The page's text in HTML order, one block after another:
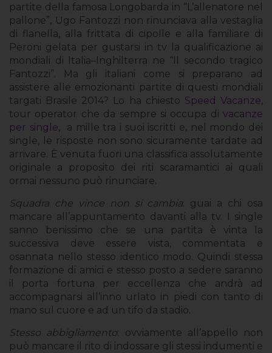
partite della famosa Longobarda in “L’allenatore nel
pallone”, Ugo Fantozzi non rinunciava alla vestaglia
di flanella, alla frittata di cipolle e alla familiare di
Peroni gelata per gustarsi in tv la qualificazione ai
mondiali di Italia–Inghilterra ne “Il secondo tragico
Fantozzi”. Ma gli italiani come si preparano ad
assistere alle emozionanti partite di questi mondiali
targati Brasile 2014? Lo ha chiesto Speed Vacanze,
tour operator che da sempre si occupa di vacanze
per single,
a mille tra i suoi iscritti e, nel mondo dei
single, le risposte non sono sicuramente tardate ad
arrivare. È venuta fuori una classifica assolutamente
originale a proposito dei riti scaramantici ai quali
ormai nessuno può rinunciare.
Squadra che vince non si cambia: guai a chi osa
mancare all’appuntamento davanti alla tv. I single
sanno benissimo che se una partita è vinta la
successiva deve essere vista, commentata e
osannata nello stesso identico modo. Quindi stessa
formazione di amici e stesso posto a sedere saranno
il porta fortuna per eccellenza che andrà ad
accompagnarsi all’inno urlato in piedi con tanto di
mano sul cuore e ad un tifo da stadio.
Stesso abbigliamento: ovviamente all’appello non
può mancare il rito di indossare gli stessi indumenti e